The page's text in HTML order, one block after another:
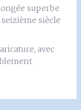
superbe
siècle
avec